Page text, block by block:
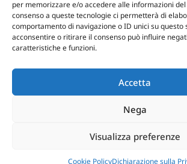
per memorizzare e/o accedere alle informazioni
consenso a queste tecnologie ci permetterà di
comportamento di navigazione o ID unici su questo
acconsentire o ritirare il consenso può influire
caratteristiche e funzioni.
Accetta
Nega
Visualizza preferenze
Cookie PolicyDichiarazione sulla
Breaking
CONTATTI
info@omgonline.it
Tel:+39 0444 400671
36040 Brendola (VI) - Italy
AXERA WEB & DIGITAL| PRIVACY E